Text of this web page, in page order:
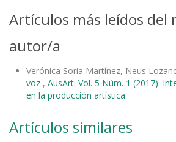
Artículos más leídos del
autor/a
Verónica Soria Martínez, Neus
voz , AusArt: Vol. 5 Núm. 1 (2017):
en la producción artística
Artículos similares